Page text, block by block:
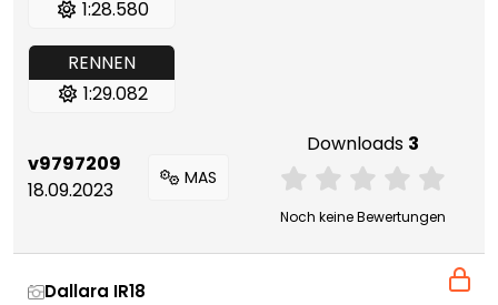
1:28.580
RENNEN
1:29.082
v9797209
18.09.2023
MAS
Downloads 3
Noch keine Bewertungen
Dallara IR18